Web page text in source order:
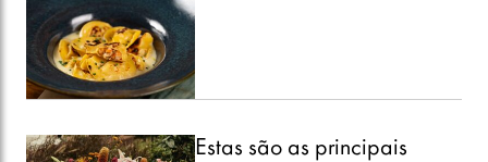
Estas são as principais